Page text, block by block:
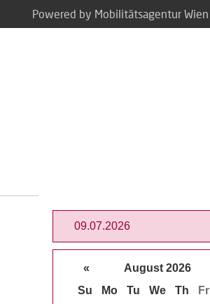
Powered by Mobilitätsagentur Wien
« August 2026
Su
Mo Tu We Th Fr